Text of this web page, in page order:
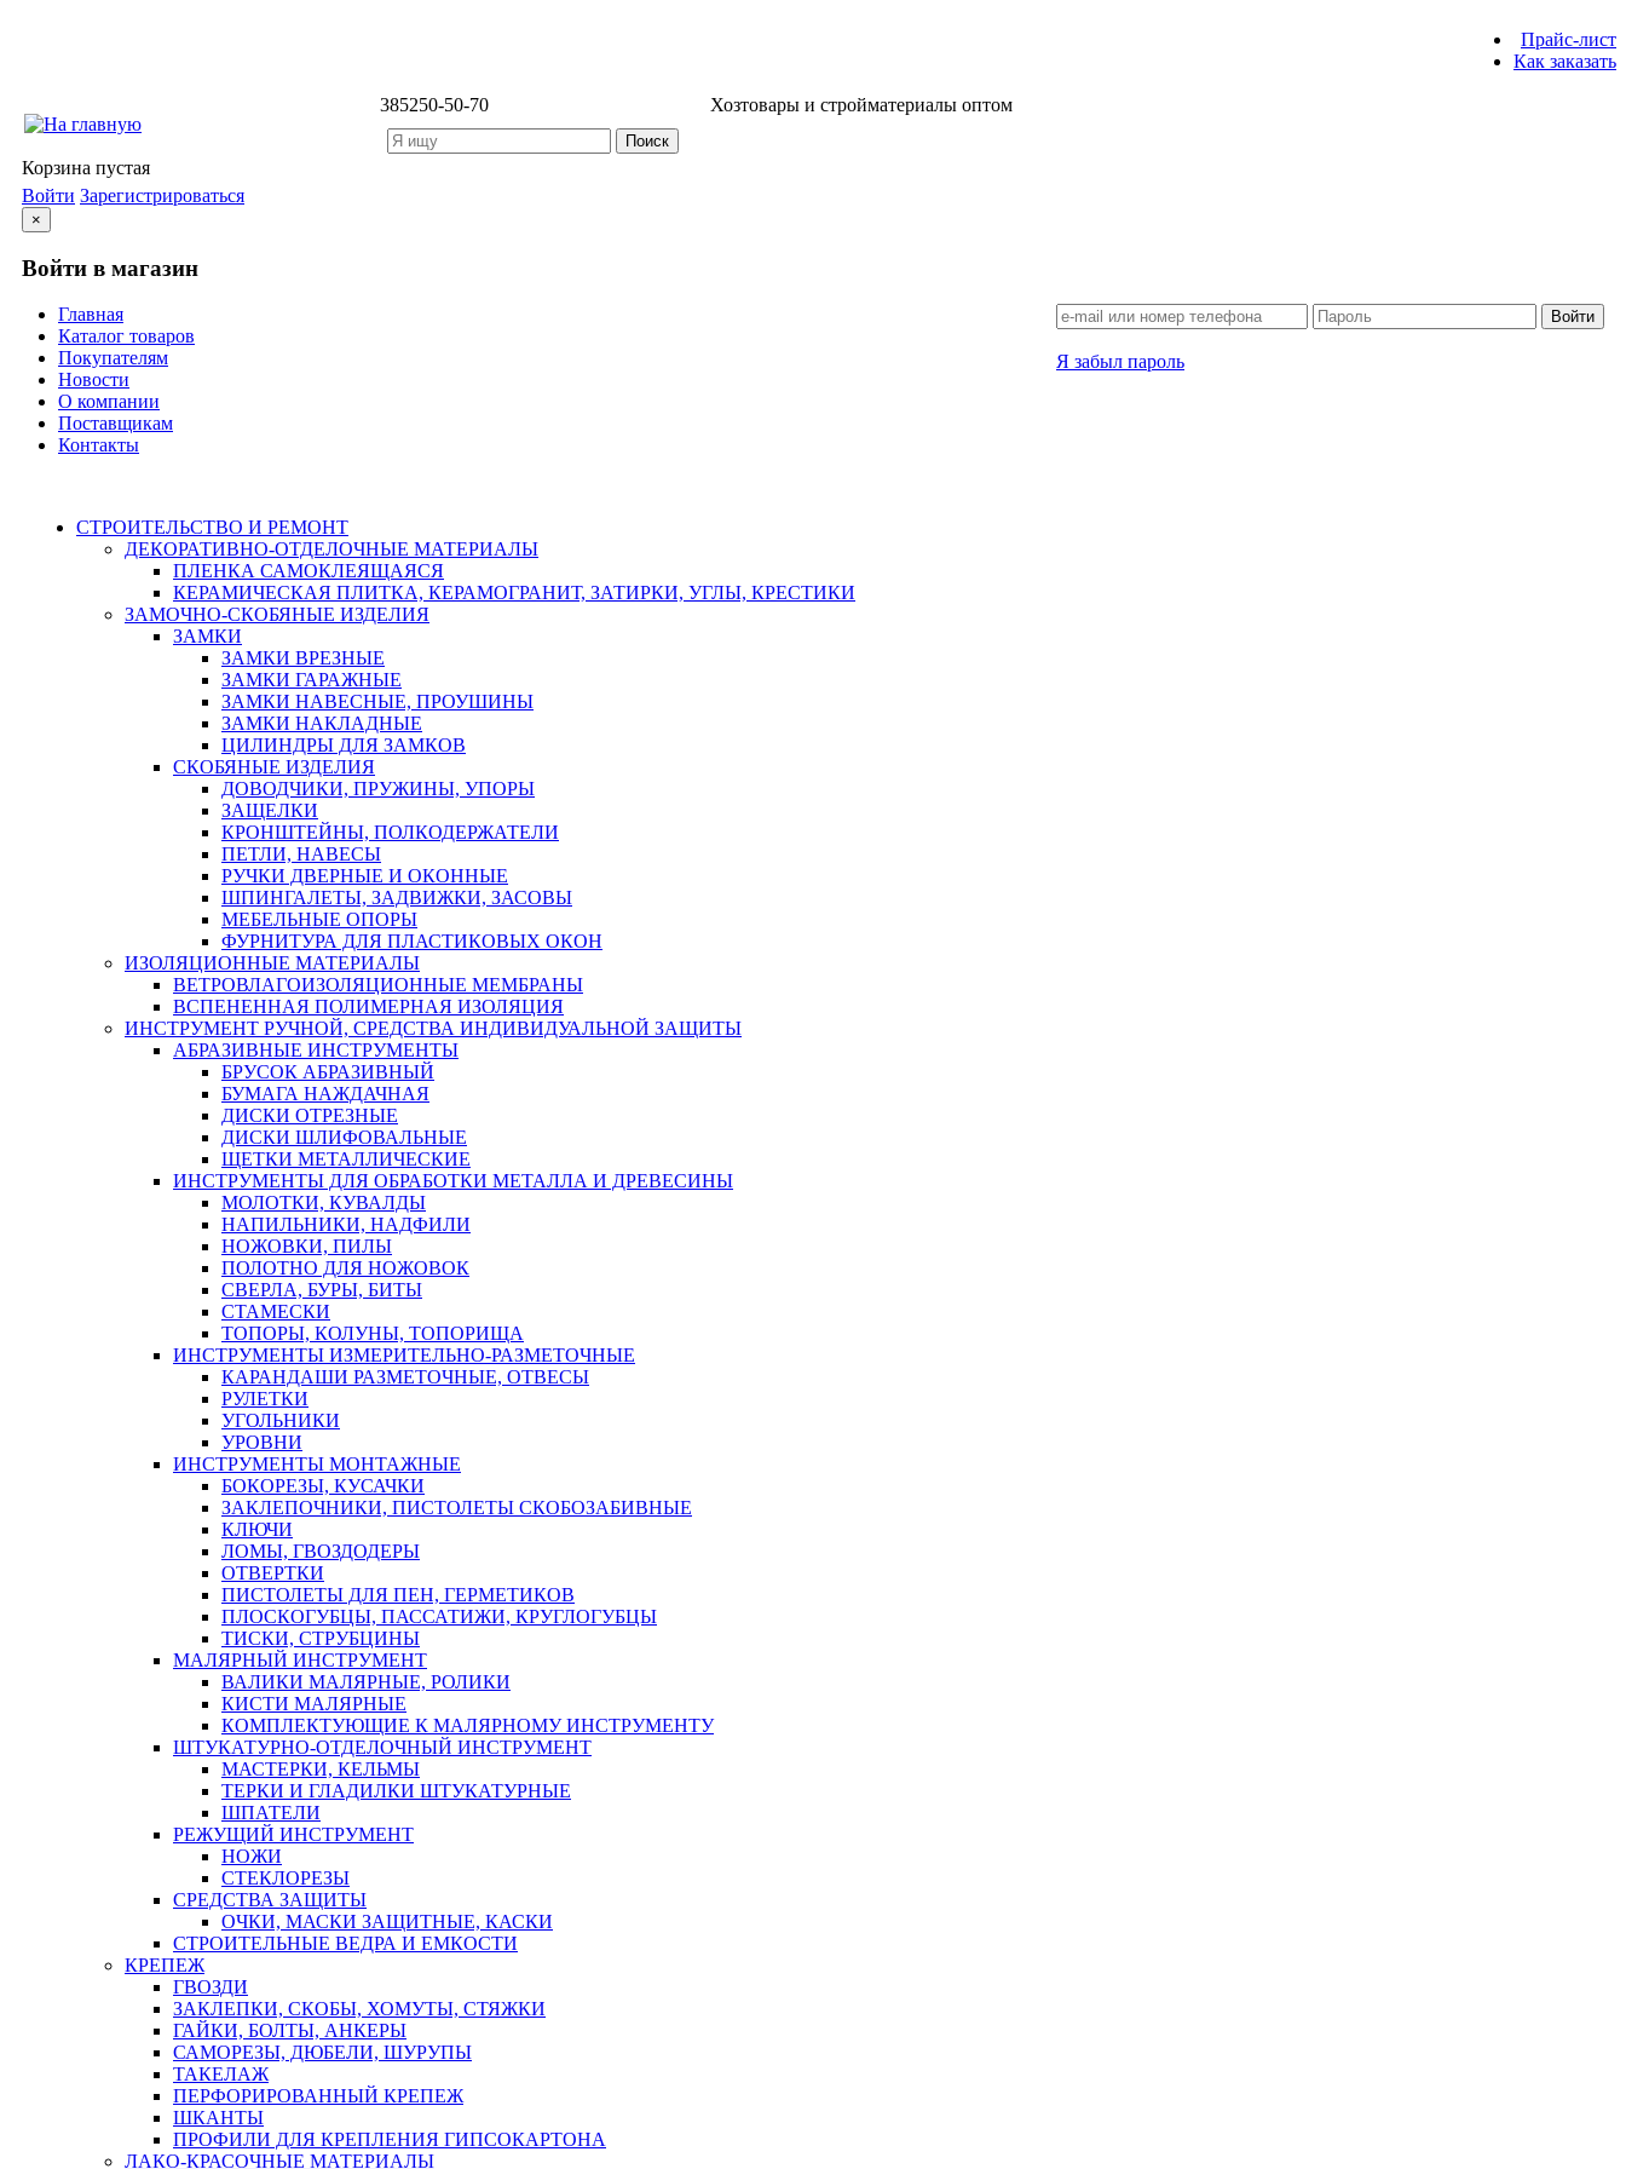
Прайс-лист
Как заказать
385250-50-70 Хозтовары и стройматериалы оптом
Корзина пустая
Войти Зарегистрироваться
×
Войти в магазин
Войти
Я забыл пароль
Главная
Каталог товаров
Покупателям
Новости
О компании
Поставщикам
Контакты
СТРОИТЕЛЬСТВО И РЕМОНТ
ДЕКОРАТИВНО-ОТДЕЛОЧНЫЕ МАТЕРИАЛЫ
ПЛЕНКА САМОКЛЕЯЩАЯСЯ
КЕРАМИЧЕСКАЯ ПЛИТКА, КЕРАМОГРАНИТ, ЗАТИРКИ, УГЛЫ, КРЕСТИКИ
ЗАМОЧНО-СКОБЯНЫЕ ИЗДЕЛИЯ
ЗАМКИ
ЗАМКИ ВРЕЗНЫЕ
ЗАМКИ ГАРАЖНЫЕ
ЗАМКИ НАВЕСНЫЕ, ПРОУШИНЫ
ЗАМКИ НАКЛАДНЫЕ
ЦИЛИНДРЫ ДЛЯ ЗАМКОВ
СКОБЯНЫЕ ИЗДЕЛИЯ
ДОВОДЧИКИ, ПРУЖИНЫ, УПОРЫ
ЗАЩЕЛКИ
КРОНШТЕЙНЫ, ПОЛКОДЕРЖАТЕЛИ
ПЕТЛИ, НАВЕСЫ
РУЧКИ ДВЕРНЫЕ И ОКОННЫЕ
ШПИНГАЛЕТЫ, ЗАДВИЖКИ, ЗАСОВЫ
МЕБЕЛЬНЫЕ ОПОРЫ
ФУРНИТУРА ДЛЯ ПЛАСТИКОВЫХ ОКОН
ИЗОЛЯЦИОННЫЕ МАТЕРИАЛЫ
ВЕТРОВЛАГОИЗОЛЯЦИОННЫЕ МЕМБРАНЫ
ВСПЕНЕННАЯ ПОЛИМЕРНАЯ ИЗОЛЯЦИЯ
ИНСТРУМЕНТ РУЧНОЙ, СРЕДСТВА ИНДИВИДУАЛЬНОЙ ЗАЩИТЫ
АБРАЗИВНЫЕ ИНСТРУМЕНТЫ
БРУСОК АБРАЗИВНЫЙ
БУМАГА НАЖДАЧНАЯ
ДИСКИ ОТРЕЗНЫЕ
ДИСКИ ШЛИФОВАЛЬНЫЕ
ЩЕТКИ МЕТАЛЛИЧЕСКИЕ
ИНСТРУМЕНТЫ ДЛЯ ОБРАБОТКИ МЕТАЛЛА И ДРЕВЕСИНЫ
МОЛОТКИ, КУВАЛДЫ
НАПИЛЬНИКИ, НАДФИЛИ
НОЖОВКИ, ПИЛЫ
ПОЛОТНО ДЛЯ НОЖОВОК
СВЕРЛА, БУРЫ, БИТЫ
СТАМЕСКИ
ТОПОРЫ, КОЛУНЫ, ТОПОРИЩА
ИНСТРУМЕНТЫ ИЗМЕРИТЕЛЬНО-РАЗМЕТОЧНЫЕ
КАРАНДАШИ РАЗМЕТОЧНЫЕ, ОТВЕСЫ
РУЛЕТКИ
УГОЛЬНИКИ
УРОВНИ
ИНСТРУМЕНТЫ МОНТАЖНЫЕ
БОКОРЕЗЫ, КУСАЧКИ
ЗАКЛЕПОЧНИКИ, ПИСТОЛЕТЫ СКОБОЗАБИВНЫЕ
КЛЮЧИ
ЛОМЫ, ГВОЗДОДЕРЫ
ОТВЕРТКИ
ПИСТОЛЕТЫ ДЛЯ ПЕН, ГЕРМЕТИКОВ
ПЛОСКОГУБЦЫ, ПАССАТИЖИ, КРУГЛОГУБЦЫ
ТИСКИ, СТРУБЦИНЫ
МАЛЯРНЫЙ ИНСТРУМЕНТ
ВАЛИКИ МАЛЯРНЫЕ, РОЛИКИ
КИСТИ МАЛЯРНЫЕ
КОМПЛЕКТУЮЩИЕ К МАЛЯРНОМУ ИНСТРУМЕНТУ
ШТУКАТУРНО-ОТДЕЛОЧНЫЙ ИНСТРУМЕНТ
МАСТЕРКИ, КЕЛЬМЫ
ТЕРКИ И ГЛАДИЛКИ ШТУКАТУРНЫЕ
ШПАТЕЛИ
РЕЖУЩИЙ ИНСТРУМЕНТ
НОЖИ
СТЕКЛОРЕЗЫ
СРЕДСТВА ЗАЩИТЫ
ОЧКИ, МАСКИ ЗАЩИТНЫЕ, КАСКИ
СТРОИТЕЛЬНЫЕ ВЕДРА И ЕМКОСТИ
КРЕПЕЖ
ГВОЗДИ
ЗАКЛЕПКИ, СКОБЫ, ХОМУТЫ, СТЯЖКИ
ГАЙКИ, БОЛТЫ, АНКЕРЫ
САМОРЕЗЫ, ДЮБЕЛИ, ШУРУПЫ
ТАКЕЛАЖ
ПЕРФОРИРОВАННЫЙ КРЕПЕЖ
ШКАНТЫ
ПРОФИЛИ ДЛЯ КРЕПЛЕНИЯ ГИПСОКАРТОНА
ЛАКО-КРАСОЧНЫЕ МАТЕРИАЛЫ